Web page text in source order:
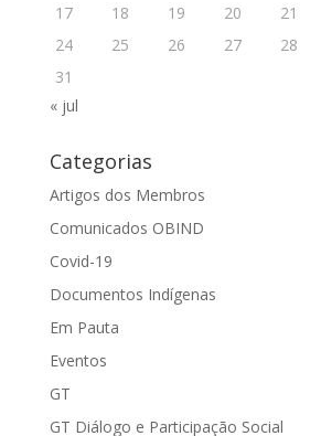
17
18 19 20 21
24
25 26 27 28
31
« jul
Categorias
Artigos dos Membros
Comunicados OBIND
Covid-19
Documentos Indígenas
Em Pauta
Eventos
GT
GT Diálogo e Participação Social